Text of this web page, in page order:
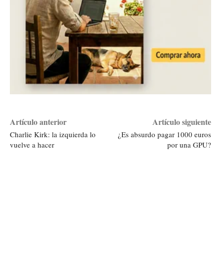
Artículo anterior
Charlie Kirk: la izquierda lo
vuelve a hacer
Artículo siguiente
¿Es absurdo pagar 1000 euros
por una GPU?